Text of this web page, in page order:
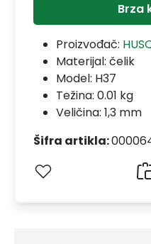
Brza
Proizvođač:
Materijal: čelik
Model: H37
Težina: 0.01 kg
Veličina: 1,3 mm
Šifra artikla: